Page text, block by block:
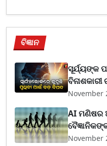
ବିଜ୍ଞାନ
ସୂର୍ଯ୍ୟଙ୍କ
November
AI ମଣିଷର
November